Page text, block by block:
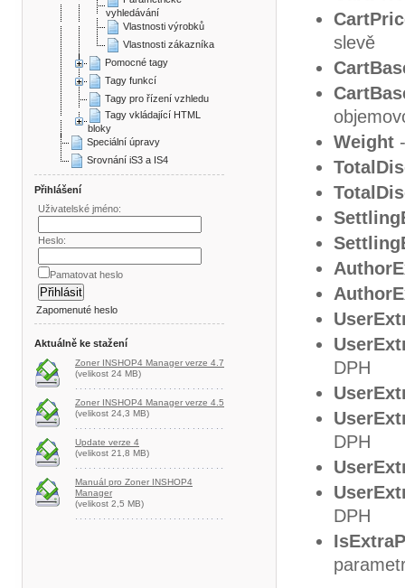
vyhledávání
Vlastnosti výrobků
Vlastnosti zákazníka
Pomocné tagy
Tagy funkcí
Tagy pro řízení vzhledu
Tagy vkládající HTML
bloky
Speciální úpravy
Srovnání iS3 a IS4
Přihlášení
Uživatelské jméno:
Heslo:
Pamatovat heslo
Zapomenuté heslo
Aktuálně ke stažení
Zoner INSHOP4 Manager verze 4.7
(velikost 24 MB)
Zoner INSHOP4 Manager verze 4.5
(velikost 24,3 MB)
Update verze 4
(velikost 21,8 MB)
Manuál pro Zoner INSHOP4
Manager
(velikost 2,5 MB)
slevě
Weight
DPH
DPH
DPH